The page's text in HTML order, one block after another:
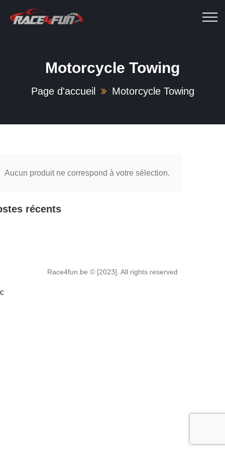
Motorcycle Towing
Page d'accueil Motorcycle Towing
Aucun produit ne correspond à votre sélection.
récents
Race4fun.be © [2023]. All rights reserved
c